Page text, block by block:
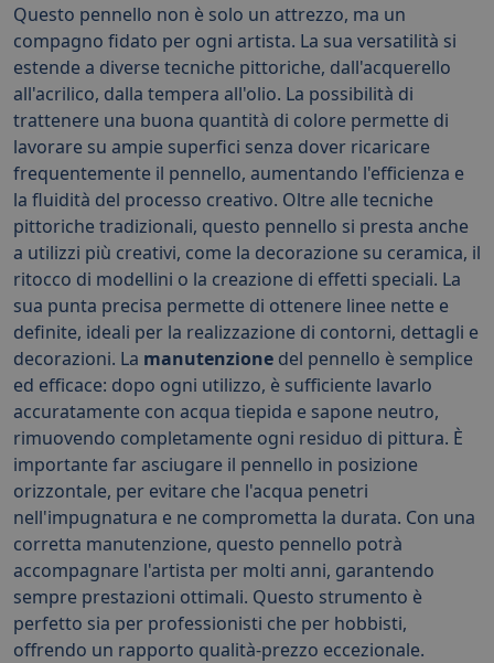
Questo pennello non è solo un attrezzo, ma un
compagno fidato per ogni artista. La sua versatilità si
estende a diverse tecniche pittoriche, dall'acquerello
all'acrilico, dalla tempera all'olio. La possibilità di
trattenere una buona quantità di colore permette di
lavorare su ampie superfici senza dover ricaricare
frequentemente il pennello, aumentando l'efficienza e
la fluidità del processo creativo. Oltre alle tecniche
pittoriche tradizionali, questo pennello si presta anche
a utilizzi più creativi, come la decorazione su ceramica, il
ritocco di modellini o la creazione di effetti speciali. La
sua punta precisa permette di ottenere linee nette e
definite, ideali per la realizzazione di contorni, dettagli e
decorazioni. La manutenzione del pennello è semplice
ed efficace: dopo ogni utilizzo, è sufficiente lavarlo
accuratamente con acqua tiepida e sapone neutro,
rimuovendo completamente ogni residuo di pittura. È
importante far asciugare il pennello in posizione
orizzontale, per evitare che l'acqua penetri
nell'impugnatura e ne comprometta la durata. Con una
corretta manutenzione, questo pennello potrà
accompagnare l'artista per molti anni, garantendo
sempre prestazioni ottimali. Questo strumento è
perfetto sia per professionisti che per hobbisti,
offrendo un rapporto qualità-prezzo eccezionale.